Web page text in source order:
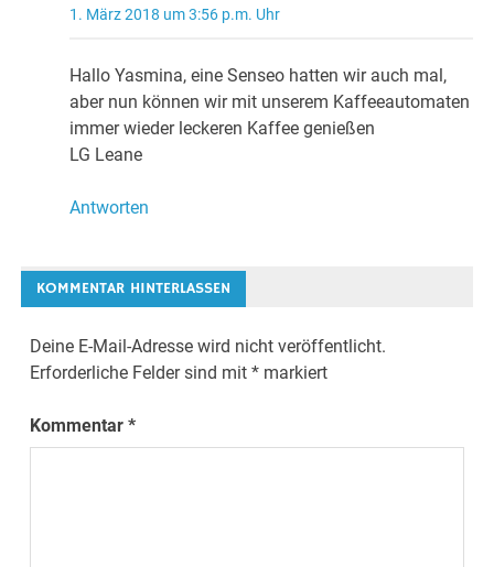
1. März 2018 um 3:56 p.m. Uhr
Hallo Yasmina, eine Senseo hatten wir auch mal,
aber nun können wir mit unserem Kaffeeautomaten
immer wieder leckeren Kaffee genießen
LG Leane
Antworten
KOMMENTAR HINTERLASSEN
Deine E-Mail-Adresse wird nicht veröffentlicht.
Erforderliche Felder sind mit* markiert
Kommentar*